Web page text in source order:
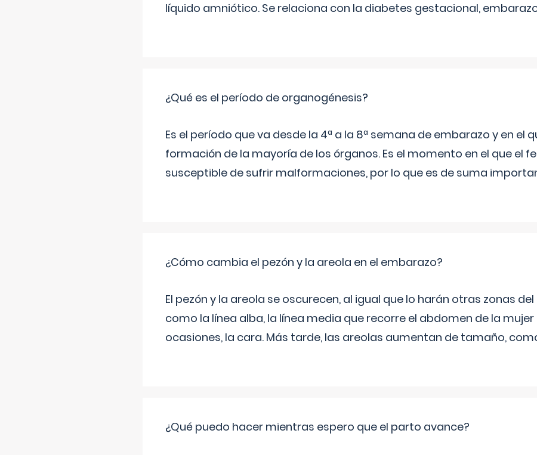
líquido amniótico. Se relaciona con la diabetes gestacional,
¿Qué es el período de organogénesis?
Es el período que va desde la 4ª a la 8ª semana de embarazo y en el
formación de la mayoría de los órganos. Es el momento en el que el
susceptible de sufrir malformaciones, por lo que es de suma
¿Cómo cambia el pezón y la areola en el embarazo?
El pezón y la areola se oscurecen, al igual que lo harán otras zonas
como la línea alba, la línea media que recorre el abdomen de la mujer
ocasiones, la cara. Más tarde, las areolas aumentan de tamaño,
¿Qué puedo hacer mientras espero que el parto avance?